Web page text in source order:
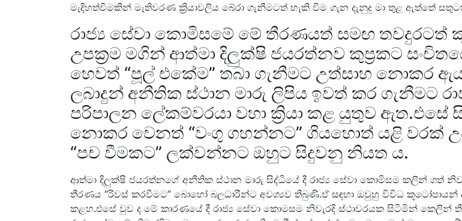
මැදිහත්වීමකින් මැතිවරණ ක්‍රියාවලිය බේරා ගැනීමටත් හැකි වීම ගැන දැනුදු මා තුළ ඇත්තේ
රාජ්‍ය සේවා කොමිසමේ මේ තීරණයත් සමඟ තවදුරටත්
උපක්‍රම මගින් ආත්මා දිලුක්ෂි ජයරත්නව කුප්‍රකට
හෙවත් “පූල් එකේම” තබා ගැනීමට උත්සාහ නොකර
ලබාදුන් අනීතික ස්ථාන මාරු ලිපිය ඉවත් කර ගැනීමට
පරිපාලන ලේකම්වරයා වහා ක්‍රියා කළ යුතුව ඇත.එසේ
නොකර වෙනත් “වංගු ගහන්නට” ගියහොත් යළි වරක්
“පච වීමකට” ලක්වන්නට ඔහුට සිදුවනු නියත ය.
ආත්මා දිලුක්ෂි ජයරත්නගේ අනීතික ස්ථාන මාරු සිද්ධියේ දී රාජ්‍ය සේවා කොමිසම කලින් ගත්
තීරණය “රිවස් කරවීමට” බොහෝ බලධාරීන්ට අවශ්‍යව තිබුණි.ඒ සඳහා ඔවුහු විවිධ
කළහ.එසේ වුව ද මේ කාරණයේ දී රාජ්‍ය සේවා කොමසම නිවැරදි ස්ථාවරයක සිටිමින් කෙලින්